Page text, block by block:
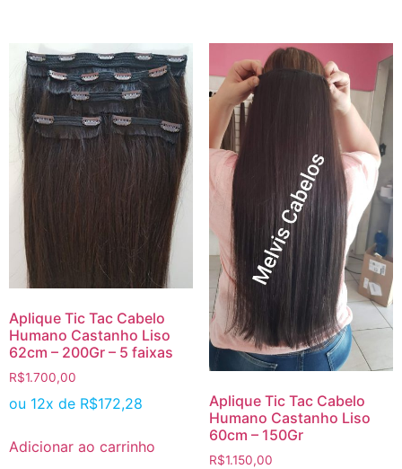
Aplique Tic Tac Cabelo
Humano Castanho Liso
62cm – 200Gr – 5 faixas
R$1.700,00
ou 12x de R$172,28
Adicionar ao carrinho
Aplique Tic Tac Cabelo
Humano Castanho Liso
60cm – 150Gr
R$1.150,00